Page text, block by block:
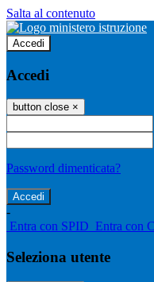
Salta al contenuto
Accedi
Accedi
button close ×
Password dimenticata?
-
Entra con SPID Entra con
Seleziona utente